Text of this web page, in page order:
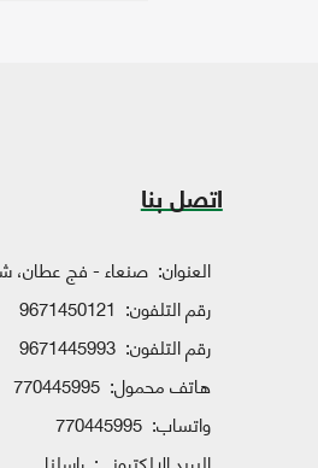
اتصل بنا
العنوان: صنعاء - فج عطان،
رقم التلفون: 9671450121
رقم التلفون: 9671445993
هاتف محمول: 770445995
واتساب: 770445995